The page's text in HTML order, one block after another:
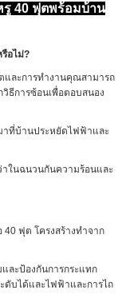
รู 40 ฟุตพร้อมบ้าน
อไม่?
และการทำงานคุณสามารถ
ธีการซ้อนเพื่อตอบสนอง
าที่บ้านประหยัดไฟฟ้าและ
ในฉนวนกันความร้อนและ
ฟุต โครงสร้างทำจาก
ละป้องกันการกระแทก
ดับได้และไฟฟ้าและการไถ